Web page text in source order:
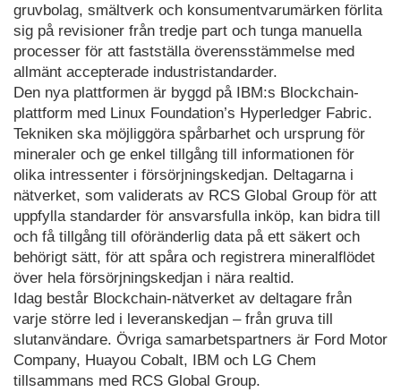
gruvbolag, smältverk och konsumentvarumärken förlita
sig på revisioner från tredje part och tunga manuella
processer för att fastställa överensstämmelse med
allmänt accepterade industristandarder.
Den nya plattformen är byggd på IBM:s Blockchain-
plattform med Linux Foundation’s Hyperledger Fabric.
Tekniken ska möjliggöra spårbarhet och ursprung för
mineraler och ge enkel tillgång till informationen för
olika intressenter i försörjningskedjan. Deltagarna i
nätverket, som validerats av RCS Global Group för att
uppfylla standarder för ansvarsfulla inköp, kan bidra till
och få tillgång till oföränderlig data på ett säkert och
behörigt sätt, för att spåra och registrera mineralflödet
över hela försörjningskedjan i nära realtid.
Idag består Blockchain-nätverket av deltagare från
varje större led i leveranskedjan – från gruva till
slutanvändare. Övriga samarbetspartners är Ford Motor
Company, Huayou Cobalt, IBM och LG Chem
tillsammans med RCS Global Group.